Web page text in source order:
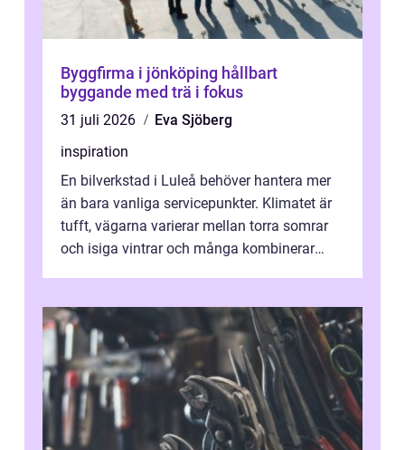
Byggfirma i jönköping hållbart
byggande med trä i fokus
31 juli 2026
Eva Sjöberg
inspiration
En bilverkstad i Luleå behöver hantera mer
än bara vanliga servicepunkter. Klimatet är
tufft, vägarna varierar mellan torra somrar
och isiga vintrar och många kombinerar